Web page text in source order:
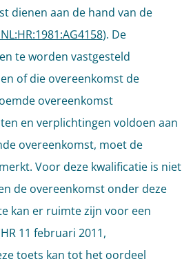
dienen aan de hand van de
). De
te worden vastgesteld
of die overeenkomst de
overeenkomst
en verplichtingen voldoen aan
overeenkomst, moet de
Voor deze kwalificatie is niet
de overeenkomst onder deze
kan er ruimte zijn voor een
11 februari 2011,
toets kan tot het oordeel